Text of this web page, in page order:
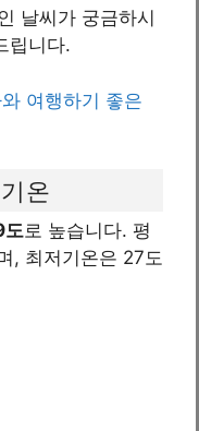
날씨가 궁금하시
립니다.
여행하기 좋은
온
도로 높습니다. 평
, 최저기온은 27도